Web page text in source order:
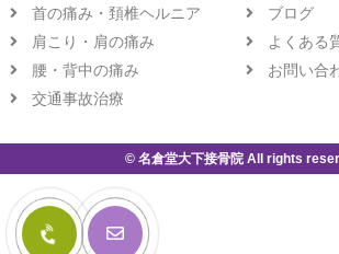
首の痛み・頚椎ヘルニア
肩こり・肩の痛み
腰・背中の痛み
交通事故治療
ブログ
よくある
お問い合
© 名倉堂大下接骨院 All rights